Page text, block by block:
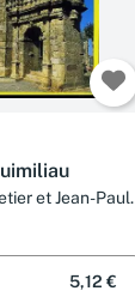
et Jean-Paul
5,12 €